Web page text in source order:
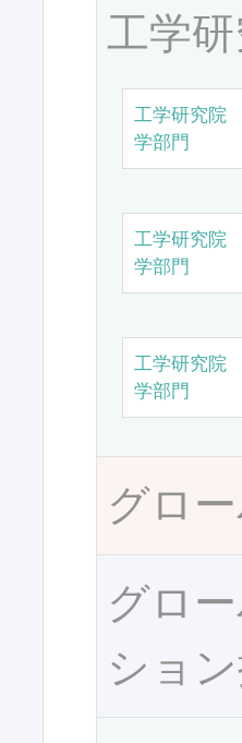
工学
工学研究院
学部門
工学研究院
学部門
工学研究院
学部門
グロ
グロ
ショ